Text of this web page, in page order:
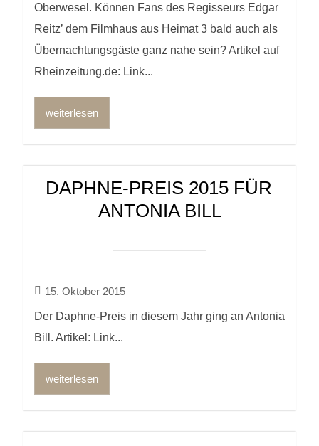
Oberwesel. Können Fans des Regisseurs Edgar
Reitz’ dem Filmhaus aus Heimat 3 bald auch als
Übernachtungsgäste ganz nahe sein? Artikel auf
Rheinzeitung.de: Link...
weiterlesen
DAPHNE-PREIS 2015 FÜR
ANTONIA BILL
15. Oktober 2015
Der Daphne-Preis in diesem Jahr ging an Antonia
Bill. Artikel: Link...
weiterlesen